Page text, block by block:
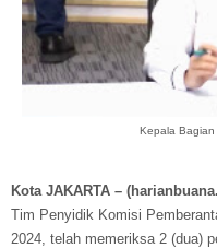
Kepala Bagian
Kota JAKARTA –
Tim Penyidik Komisi
2024, telah memeriksa 2 (dua)